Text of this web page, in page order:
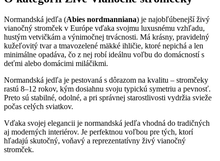
Normandská jedľa (Abies nordmanniana) je najobľúbenejší živý
vianočný stromček v Európe vďaka svojmu luxusnému vzhľadu,
hustým vetvičkám a výnimočnej trvácnosti. Má krásny, pravidelný
kužeľovitý tvar a tmavozelené mäkké ihličie, ktoré nepichá a len
minimálne opadáva, čo z nej robí ideálnu voľbu do domácností s
deťmi alebo domácimi miláčikmi.
Normandská jedľa je pestovaná s dôrazom na kvalitu – stromčeky
rastú 8–12 rokov, kým dosiahnu svoju typickú symetriu a pevnosť.
Preto sú stabilné, odolné, a pri správnej starostlivosti vydržia svieže
počas celých sviatkov.
Vďaka svojej elegancii je normandská jedľa vhodná do tradičných
aj moderných interiérov. Je perfektnou voľbou pre tých, ktorí
hľadajú skutočný, voňavý a reprezentatívny živý vianočný
stromček.